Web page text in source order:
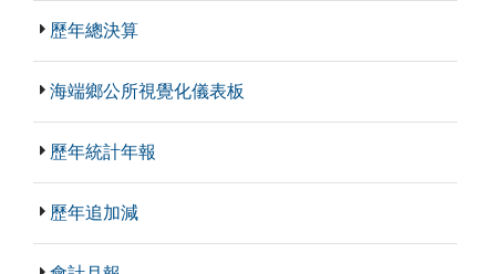
歷年總決算
海端鄉公所視覺化儀表板
歷年統計年報
歷年追加減